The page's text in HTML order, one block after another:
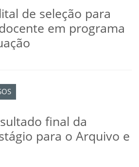
de seleção para
em programa
final da
para o Arquivo e